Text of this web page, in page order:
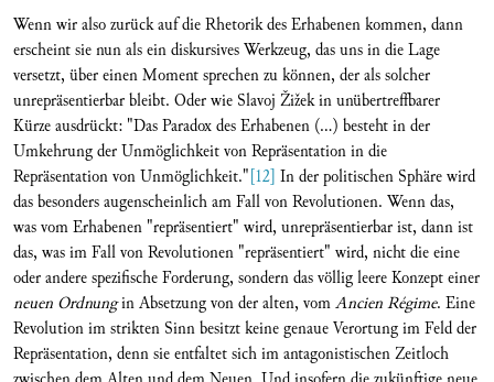
Wenn wir also zurück auf die Rhetorik des Erhabenen kommen, dann
erscheint sie nun als ein diskursives Werkzeug, das uns in die Lage
versetzt, über einen Moment sprechen zu können, der als solcher
unrepräsentierbar bleibt. Oder wie Slavoj Žižek in unübertreffbarer
Kürze ausdrückt: "Das Paradox des Erhabenen (...) besteht in der
Umkehrung der Unmöglichkeit von Repräsentation in die
Repräsentation von Unmöglichkeit."[12] In der politischen Sphäre wird
das besonders augenscheinlich am Fall von Revolutionen. Wenn das,
was vom Erhabenen "repräsentiert" wird, unrepräsentierbar ist, dann ist
das, was im Fall von Revolutionen "repräsentiert" wird, nicht die eine
oder andere spezifische Forderung, sondern das völlig leere Konzept einer
neuen Ordnungin Absetzung von der alten, vomAncien Régime. Eine
Revolution im strikten Sinn besitzt keine genaue Verortung im Feld der
Repräsentation, denn sie entfaltet sich im antagonistischen Zeitloch